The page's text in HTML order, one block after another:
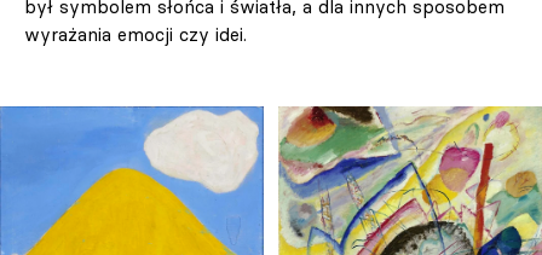
był symbolem słońca i światła, a dla innych sposobem
wyrażania emocji czy idei.